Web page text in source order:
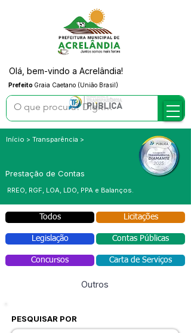
Prefeito Graia Caetano (União Brasil)
Olá, bem-vindo a Acrelândia!
Início > Transparência >
Prestação de Contas
RREO, RGF, LOA, LDO, PPA e Balanços.
Todos Licitações
Legislação Contas Públicas
Concursos Carta de Serviços
Outros
PESQUISAR POR